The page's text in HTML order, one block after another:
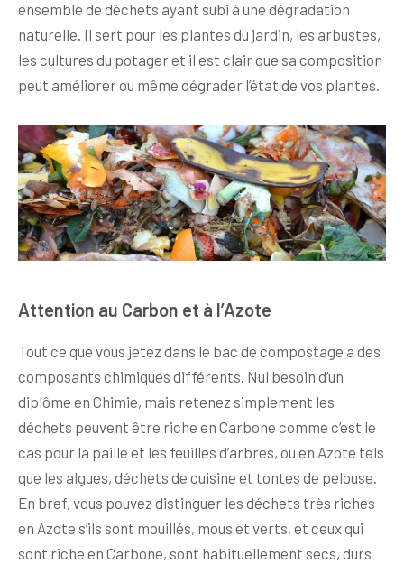
ensemble de déchets ayant subi à une dégradation
naturelle. Il sert pour les plantes du jardin, les arbustes,
les cultures du potager et il est clair que sa composition
peut améliorer ou même dégrader l’état de vos plantes.
Attention au Carbon et à l’Azote
Tout ce que vous jetez dans le bac de compostage a des
composants chimiques différents. Nul besoin d’un
diplôme en Chimie, mais retenez simplement les
déchets peuvent être riche en Carbone comme c’est le
cas pour la paille et les feuilles d’arbres, ou en Azote tels
que les algues, déchets de cuisine et tontes de pelouse.
En bref, vous pouvez distinguer les déchets très riches
en Azote s’ils sont mouillés, mous et verts, et ceux qui
sont riche en Carbone, sont habituellement secs, durs